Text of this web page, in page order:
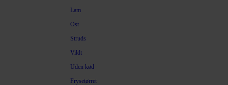
Lam
Ost
Struds
Vildt
Uden kød
Frysetørret